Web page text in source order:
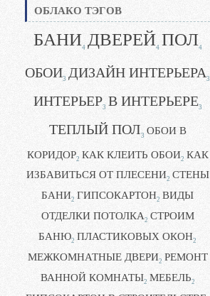
ОБЛАКО ТЭГОВ
БАНИ4 ДВЕРЕЙ4 ПОЛ4
ОБОИ3 ДИЗАЙН ИНТЕРЬЕРА3
ИНТЕРЬЕР3 В ИНТЕРЬЕРЕ3
ТЕПЛЫЙ ПОЛ3 ОБОИ В
КОРИДОР2 КАК КЛЕИТЬ ОБОИ2 КАК
ИЗБАВИТЬСЯ ОТ ПЛЕСЕНИ2 СТЕНЫ
БАНИ2 ГИПСОКАРТОН2 ВИДЫ
ОТДЕЛКИ ПОТОЛКА2 СТРОИМ
БАНЮ2 ПЛАСТИКОВЫХ ОКОН2
МЕЖКОМНАТНЫЕ ДВЕРИ2 РЕМОНТ
ВАННОЙ КОМНАТЫ2 МЕБЕЛЬ2